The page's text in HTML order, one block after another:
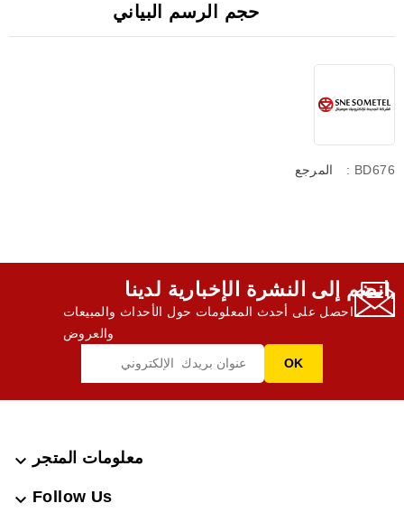
حجم الرسم البياني
المرجع : BD676
انضم إلى النشرة الإخبارية لدينا,
احصل على أحدث المعلومات حول الأحداث والمبيعات
والعروض
معلومات المتجر 
Follow Us
